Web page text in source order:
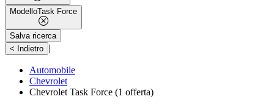
ModelloTask Force
Salva ricerca
< Indietro |
Automobile
Chevrolet
Chevrolet Task Force (1 offerta)